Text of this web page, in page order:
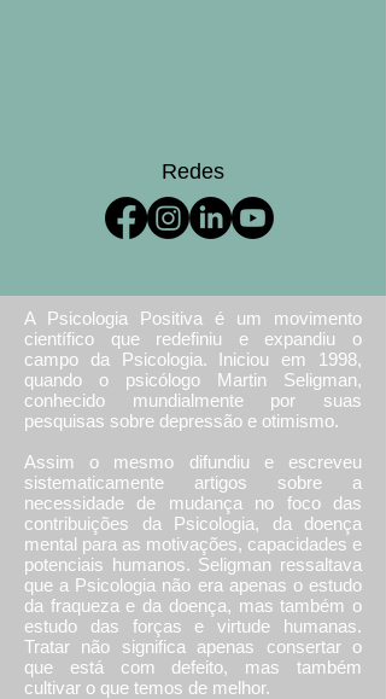
Redes
A Psicologia Positiva é um movimento
científico que redefiniu e expandiu o
campo da Psicologia. Iniciou em 1998,
quando o psicólogo Martin Seligman,
conhecido mundialmente por suas
pesquisas sobre depressão e otimismo.
Assim o mesmo difundiu e escreveu
sistematicamente artigos sobre a
necessidade de mudança no foco das
contribuições da Psicologia, da doença
mental para as motivações, capacidades e
potenciais humanos. Seligman ressaltava
que a Psicologia não era apenas o estudo
da fraqueza e da doença, mas também o
estudo das forças e virtude humanas.
Tratar não significa apenas consertar o
que está com defeito, mas também
cultivar o que temos de melhor.